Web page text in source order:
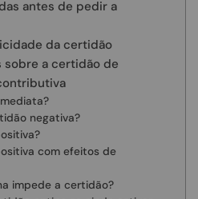
antes de pedir a
da certidão
sobre a certidão de
negativa?
com efeitos de
impede a certidão?